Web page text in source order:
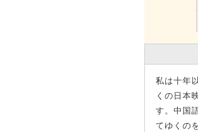
私は十年
くの日本
す。中国
てゆくの